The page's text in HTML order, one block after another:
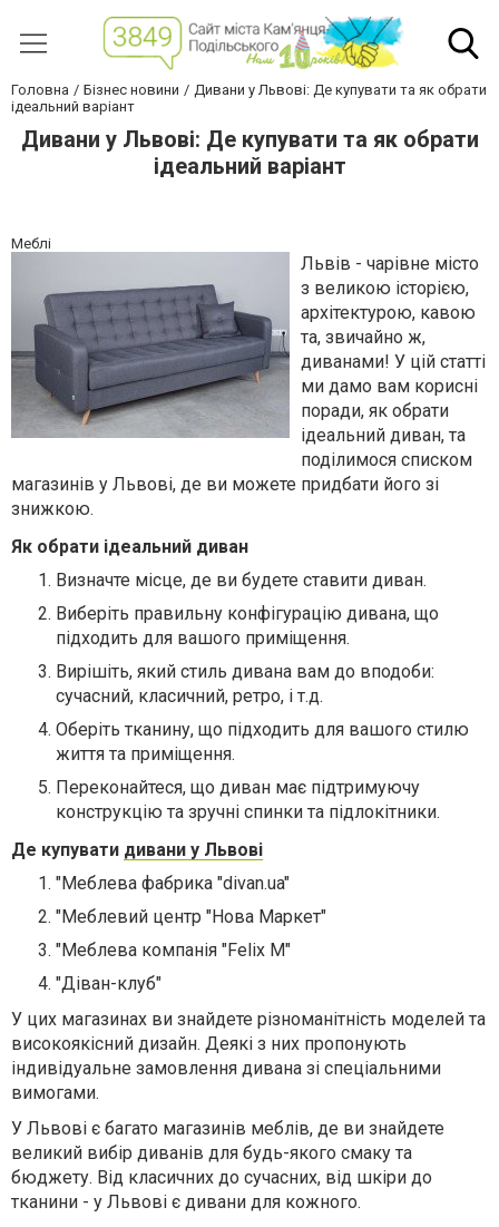
Головна Бізнес новини
Дивани у Львові: Де купувати та як обрати
ідеальний варіант
Дивани у Львові: Де купувати та як обрати
ідеальний варіант
Меблі
Львів - чарівне місто
з великою історією,
архітектурою, кавою
та, звичайно ж,
диванами! У цій статті
ми дамо вам корисні
поради, як обрати
ідеальний диван, та
поділимося списком
магазинів у Львові, де ви можете придбати його зі
знижкою.
Як обрати ідеальний диван
Визначте місце, де ви будете ставити диван.
Виберіть правильну конфігурацію дивана, що
підходить для вашого приміщення.
Вирішіть, який стиль дивана вам до вподоби:
сучасний, класичний, ретро, і т.д.
Оберіть тканину, що підходить для вашого стилю
життя та приміщення.
Переконайтеся, що диван має підтримуючу
конструкцію та зручні спинки та підлокітники.
Де купувати дивани у Львові
"Меблева фабрика "divan.ua"
"Меблевий центр "Нова Маркет"
"Меблева компанія "Felix M"
"Діван-клуб"
У цих магазинах ви знайдете різноманітність моделей та
високоякісний дизайн. Деякі з них пропонують
індивідуальне замовлення дивана зі спеціальними
вимогами.
У Львові є багато магазинів меблів, де ви знайдете
великий вибір диванів для будь-якого смаку та
бюджету. Від класичних до сучасних, від шкіри до
тканини - у Львові є дивани для кожного.